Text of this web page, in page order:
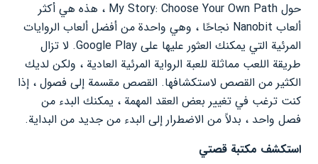
حول My Story: Choose Your Own Path ، هذه هي أكثر
ألعاب Nanobit نجاحًا ، وهي واحدة من أفضل ألعاب الروايات
المرئية التي يمكنك العثور عليها على Google Play. لا تزال
طريقة اللعب مماثلة للعبة الرواية المرئية العادية ، ولكن لديك
الكثير من القصص لاستكشافها. القصص مقسمة إلى فصول ، إذا
كنت ترغب في تغيير بعض العقد المهمة ، يمكنك البدء من
فصل واحد ، بدلاً من الاضطرار إلى البدء من جديد من البداية.
استكشف مكتبة قصتي